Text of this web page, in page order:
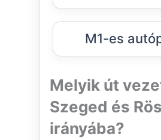
M1-es
Melyik út
Szeged és
irányába?